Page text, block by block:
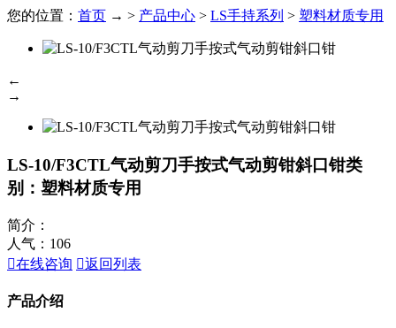
您的位置： 首页 → > 产品中心 > LS手持系列 > 塑料材质专用
←
→
LS-10/F3CTL气动剪刀手按式气动剪钳斜口钳类
别：塑料材质专用
简介：
人气： 106
在线咨询 返回列表
产品介绍